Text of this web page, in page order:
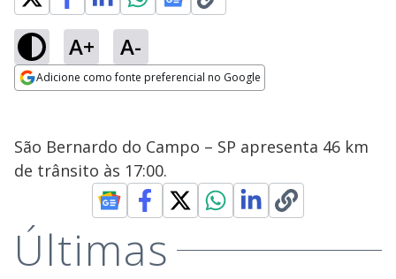
A+ A-
Adicione como fonte preferencial no Google
São Bernardo do Campo – SP apresenta 46 km
de trânsito às 17:00.
Últimas